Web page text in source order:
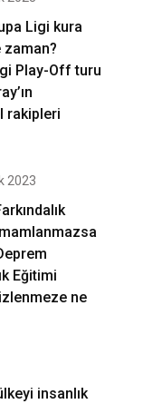
Ligi kura
zaman?
Play-Off turu
rakipleri
2023
Eğitimi
ne
insanlık